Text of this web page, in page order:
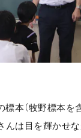
本（牧野標本を
んは目を輝かせ